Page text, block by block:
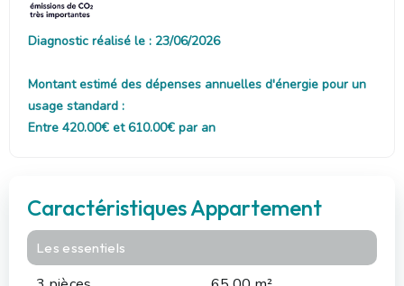
Diagnostic réalisé le : 23/06/2026
Montant estimé des dépenses annuelles d'énergie pour un
usage standard :
Entre 420.00€ et 610.00€ par an
Caractéristiques Appartement
Les essentiels